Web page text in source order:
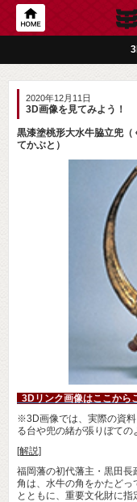
2020年12月11日
3D画像を見てみよう！
黒漆塗桃形大水牛脇立兜
てかぶと）
3Dリンク画像はここから
※3D画像では、実際の資
る台や兜の緒が張りぼての
[解説]
福岡藩の初代藩主・黒田
角は、水牛の角をかたどっ
とともに、重要文化財に指